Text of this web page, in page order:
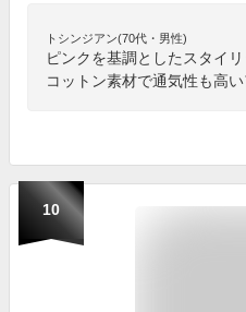
トシンジアン(70代・男性)
ピンクを基調としたスタイ
コットン素材で通気性も高い
10